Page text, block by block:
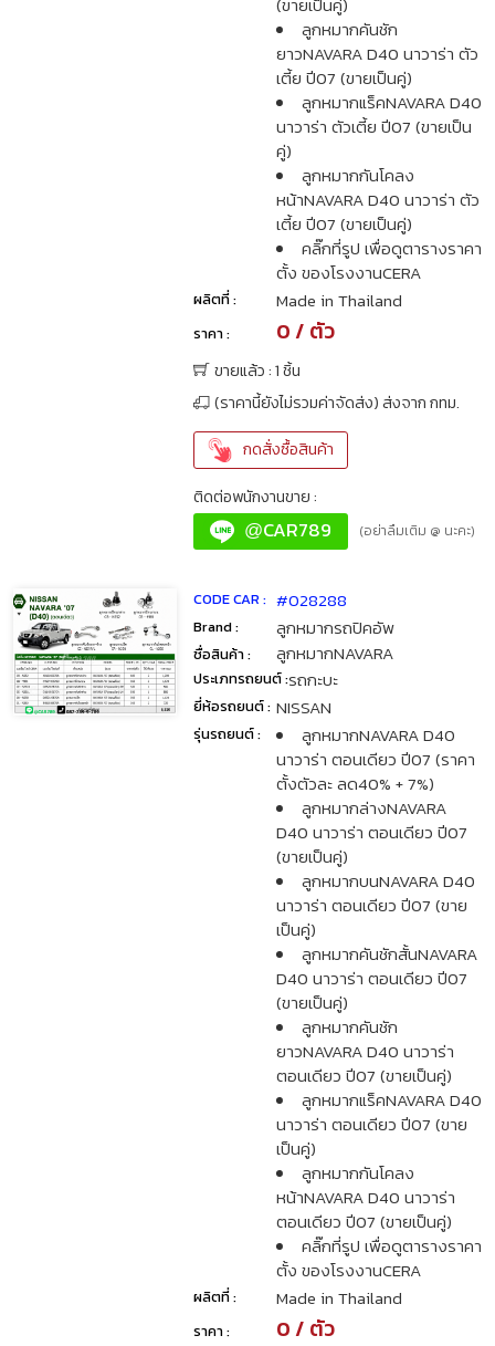
ลูกหมากคันชัก
ยาวNAVARA D40 นาวาร่า ตัว
เตี้ย ปี07 (ขายเป็นคู่)
ลูกหมากแร็คNAVARA D40
นาวาร่า ตัวเตี้ย ปี07 (ขายเป็น
คู่)
ลูกหมากกันโคลง
หน้าNAVARA D40 นาวาร่า ตัว
เตี้ย ปี07 (ขายเป็นคู่)
คลิ๊กที่รูป เพื่อดูตารางราคา
ตั้ง ของโรงงานCERA
ผลิตที่ : Made in Thailand
ราคา : 0 / ตัว
ขายแล้ว : 1 ชิ้น
(ราคานี้ยังไม่รวมค่าจัดส่ง) ส่งจาก กทม.
กดสั่งซื้อสินค้า
ติดต่อพนักงานขาย :
@CAR789 (อย่าลืมเติม @ นะคะ)
CODE CAR : #028288
Brand : ลูกหมากรถปิคอัพ
ชื่อสินค้า : ลูกหมากNAVARA
ประเภทรถยนต์ :รถกะบะ
ยี่ห้อรถยนต์ : NISSAN
รุ่นรถยนต์ :
ลูกหมากNAVARA D40
นาวาร่า ตอนเดียว ปี07 (ราคา
ตั้งตัวละ ลด40% + 7%)
ลูกหมากล่างNAVARA
D40 นาวาร่า ตอนเดียว ปี07
(ขายเป็นคู่)
ลูกหมากบนNAVARA D40
นาวาร่า ตอนเดียว ปี07 (ขาย
เป็นคู่)
ลูกหมากคันชักสั้นNAVARA
D40 นาวาร่า ตอนเดียว ปี07
(ขายเป็นคู่)
ลูกหมากคันชัก
ยาวNAVARA D40 นาวาร่า
ตอนเดียว ปี07 (ขายเป็นคู่)
ลูกหมากแร็คNAVARA D40
นาวาร่า ตอนเดียว ปี07 (ขาย
เป็นคู่)
ลูกหมากกันโคลง
หน้าNAVARA D40 นาวาร่า
ตอนเดียว ปี07 (ขายเป็นคู่)
คลิ๊กที่รูป เพื่อดูตารางราคา
ตั้ง ของโรงงานCERA
ผลิตที่ : Made in Thailand
ราคา : 0 / ตัว